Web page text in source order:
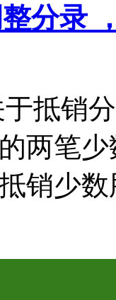
分录
抵销
两笔
销少